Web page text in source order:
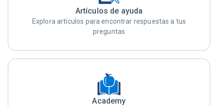
Artículos de ayuda
Explora artículos para encontrar respuestas a tus
preguntas
Academy